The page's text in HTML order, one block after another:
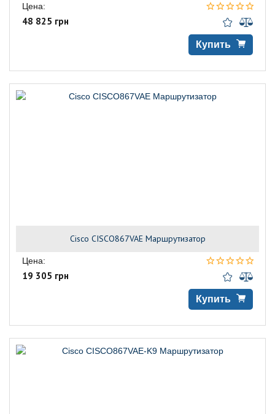
Цена:
48 825 грн
Купить
Cisco CISCO867VAE Маршрутизатор
Цена:
19 305 грн
Купить